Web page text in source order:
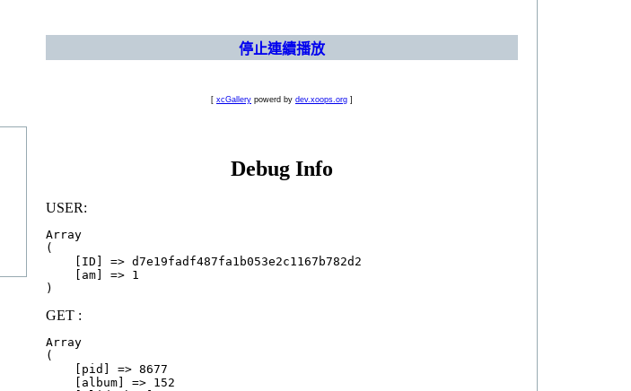
停止連續播放
[ xcGallery powerd by dev.xoops.org ]
Debug Info
USER:
Array
(
    [ID] => d7e19fadf487fa1b053e2c1167b782d2
    [am] => 1
GET :
Array
(
    [pid] => 8677
    [album] => 152